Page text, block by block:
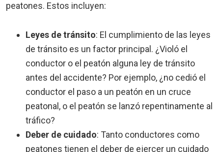
peatones. Estos incluyen:
Leyes de tránsito: El cumplimiento de las leyes
de tránsito es un factor principal. ¿Violó el
conductor o el peatón alguna ley de tránsito
antes del accidente? Por ejemplo, ¿no cedió el
conductor el paso a un peatón en un cruce
peatonal, o el peatón se lanzó repentinamente al
tráfico?
Deber de cuidado: Tanto conductores como
peatones tienen el deber de ejercer un cuidado